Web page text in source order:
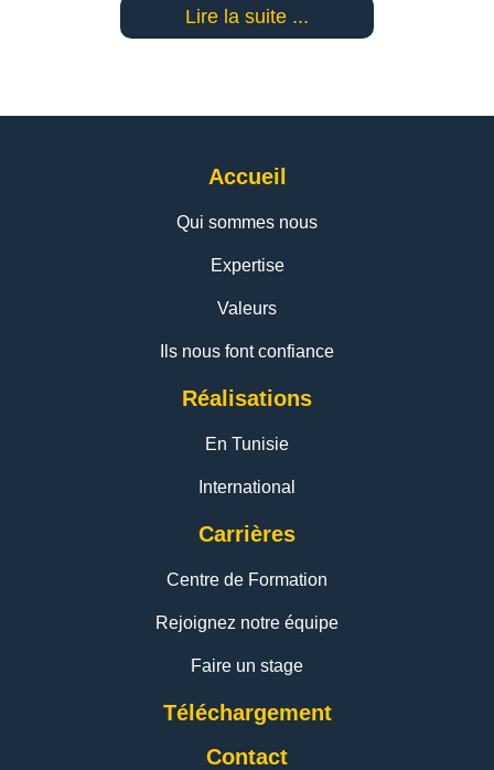
Lire la suite ...
Accueil
Qui sommes nous
Expertise
Valeurs
Ils nous font confiance
Réalisations
En Tunisie
International
Carrières
Centre de Formation
Rejoignez notre équipe
Faire un stage
Téléchargement
Contact